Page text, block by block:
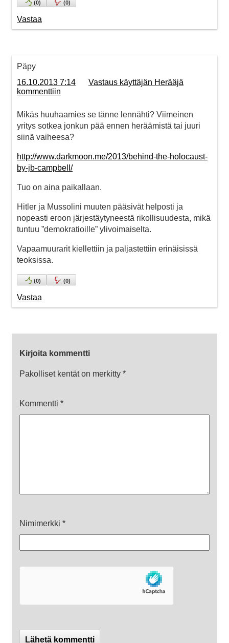
(0) (0)
Vastaa
Päpy
16.10.2013 7:14
Vastaus käyttäjän Herääjä
kommenttiin
Mikäs huuhaamies se tänne lennähti? Viimeinen
yritys sotkea jonkun pää ennen heräämistä tai juuri
siinä vaiheesa?
http://www.darkmoon.me/2013/behind-the-holocaust-
by-jb-campbell/
Tuo on aina paikallaan.
Hitler ja Mussolini muuten pääsivät helposti ja
nopeasti eroon järjestäytyneestä rikollisuudesta, mikä
tuntuu ”demokratioille” ylivoimaiselta.
Vapaamuurarit kiellettiin ja paljastettiin erinäisissä
teoksissa.
(0) (0)
Vastaa
Kirjoita kommentti
Pakolliset kentät on merkitty *
Kommentti *
Nimimerkki *